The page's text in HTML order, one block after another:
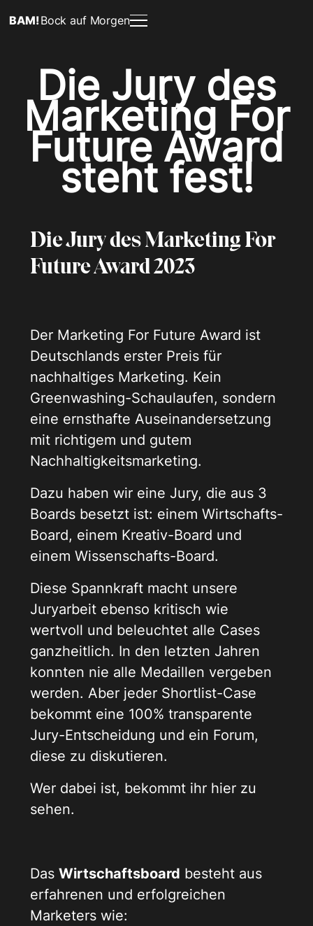
BAM!Bock auf Morgen
Die Jury des
Marketing For
Future Award
steht fest!
Die Jury des Marketing For
Future Award 2023
Der Marketing For Future Award ist
Deutschlands erster Preis für
nachhaltiges Marketing. Kein
Greenwashing-Schaulaufen, sondern
eine ernsthafte Auseinandersetzung
mit richtigem und gutem
Nachhaltigkeitsmarketing.
Dazu haben wir eine Jury, die aus 3
Boards besetzt ist: einem Wirtschafts-
Board, einem Kreativ-Board und
einem Wissenschafts-Board.
Diese Spannkraft macht unsere
Juryarbeit ebenso kritisch wie
wertvoll und beleuchtet alle Cases
ganzheitlich. In den letzten Jahren
konnten nie alle Medaillen vergeben
werden. Aber jeder Shortlist-Case
bekommt eine 100% transparente
Jury-Entscheidung und ein Forum,
diese zu diskutieren.
Wer dabei ist, bekommt ihr hier zu
sehen.
Das Wirtschaftsboard besteht aus
erfahrenen und erfolgreichen
Marketers wie: